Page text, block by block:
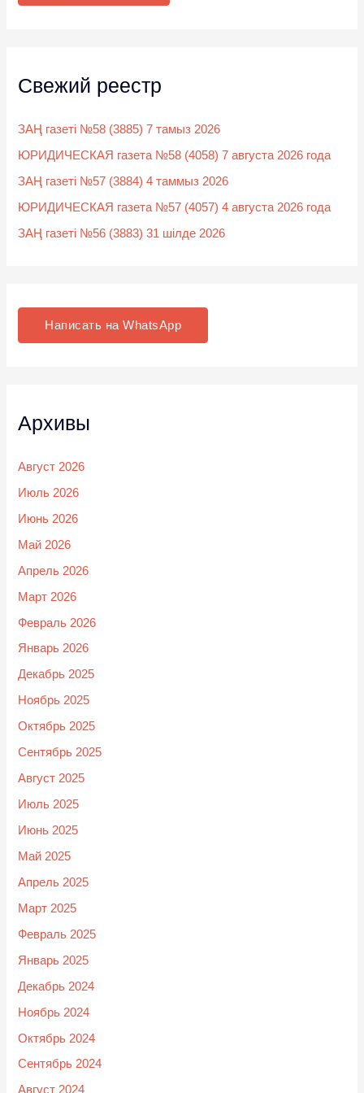
Свежий реестр
ЗАҢ газеті №58 (3885) 7 тамыз 2026
ЮРИДИЧЕСКАЯ газета №58 (4058) 7 августа 2026 года
ЗАҢ газеті №57 (3884) 4 таммыз 2026
ЮРИДИЧЕСКАЯ газета №57 (4057) 4 августа 2026 года
ЗАҢ газеті №56 (3883) 31 шілде 2026
Написать на WhatsApp
Архивы
Август 2026
Июль 2026
Июнь 2026
Май 2026
Апрель 2026
Март 2026
Февраль 2026
Январь 2026
Декабрь 2025
Ноябрь 2025
Октябрь 2025
Сентябрь 2025
Август 2025
Июль 2025
Июнь 2025
Май 2025
Апрель 2025
Март 2025
Февраль 2025
Январь 2025
Декабрь 2024
Ноябрь 2024
Октябрь 2024
Сентябрь 2024
Август 2024